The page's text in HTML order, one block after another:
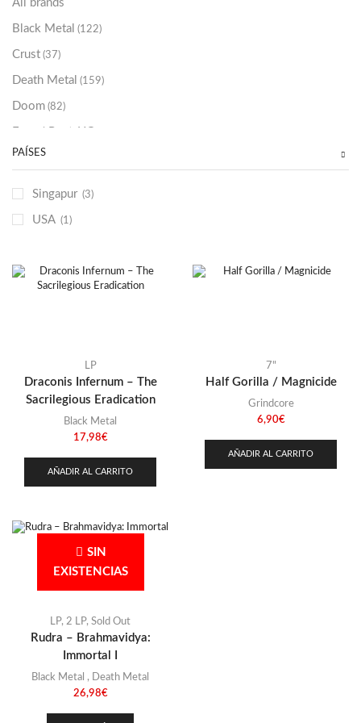
All brands
Black Metal (122)
Crust (37)
Death Metal (159)
Doom (82)
Grindcore
(25)
PAÍSES
Singapur (3)
USA (1)
LP
Draconis Infernum – The
Sacrilegious Eradication
Black Metal
17,98€
AÑADIR AL CARRITO
7"
Half Gorilla / Magnicide
Grindcore
6,90€
AÑADIR AL CARRITO
SIN
EXISTENCIAS
LP, 2 LP, Sold Out
Rudra – Brahmavidya:
Immortal I
Black Metal , Death Metal
26,98€